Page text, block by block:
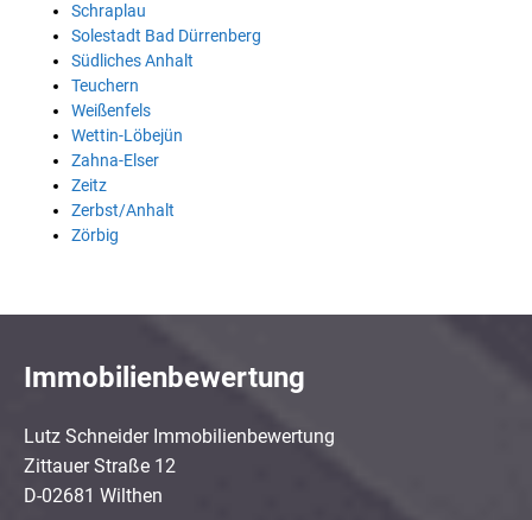
Schraplau
Solestadt Bad Dürrenberg
Südliches Anhalt
Teuchern
Weißenfels
Wettin-Löbejün
Zahna-Elser
Zeitz
Zerbst/Anhalt
Zörbig
Immobilienbewertung
Lutz Schneider Immobilienbewertung
Zittauer Straße 12
D-02681 Wilthen